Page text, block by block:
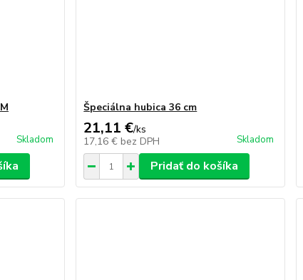
Skladom
Špeciálna hubica 36 cm
21,11 €/ks
17,16 € bez DPH Skladom
Pridať do košíka